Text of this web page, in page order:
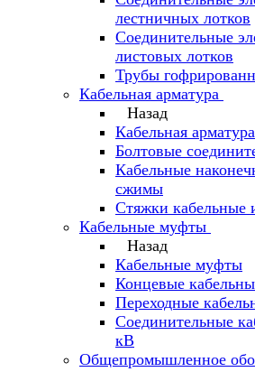
лестничных лотков
Соединительные
листовых лотков
Трубы
Кабельная арматура
Назад
Кабельная арматура
Болтовые
Кабельные
сжимы
Стяжки кабельные
Кабельные муфты
Назад
Кабельные муфты
Концевые
Переходные
Соединительные
кВ
Общепромышленное